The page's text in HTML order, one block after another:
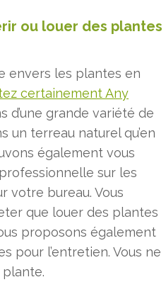
ou louer des plantes
envers les plantes en
certainement Any
d’une grande variété de
un terreau naturel qu’en
également vous
sur les
votre bureau. Vous
que louer des plantes
proposons également
pour l’entretien. Vous ne